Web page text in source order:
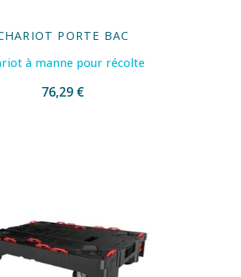
PORTE BAC
à manne pour récolte
76,29 €